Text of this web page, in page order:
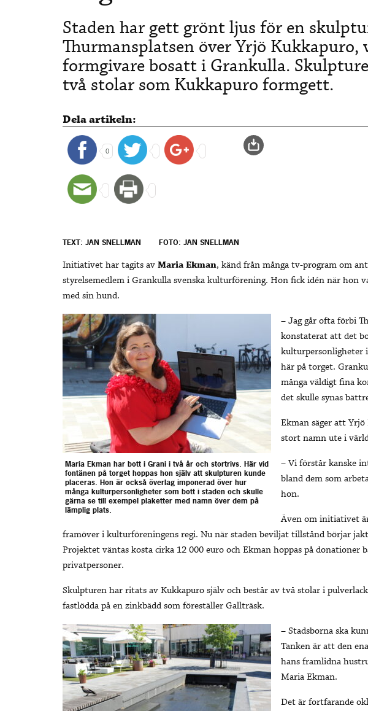
Staden har gett grönt ljus för en
Thurmansplatsen över Yrjö Kukkapuro,
formgivare bosatt i Grankulla.
två stolar som Kukkapuro formgett.
Dela artikeln:
0
TEXT: JAN SNELLMAN FOTO: JAN SNELLMAN
Initiativet har tagits av Maria Ekman, känd från många tv-program om
styrelsemedlem i Grankulla svenska kulturförening. Hon fick idén när hon
med sin hund.
Maria Ekman har bott i Grani i två år och stortrivs. Här vid
fontänen på torget hoppas hon själv att skulpturen kunde
placeras. Hon är också överlag imponerad över hur
många kulturpersonligheter som bott i staden och skulle
gärna se till exempel plaketter med namn över dem på
lämplig plats.
– Jag går ofta förbi
konstaterat att det
kulturpersonligheter
här på torget.
många väldigt fina
det skulle synas
Ekman säger att
stort namn ute i
– Vi förstår kanske
bland dem som
hon.
Även om initiativet
framöver i kulturföreningens regi. Nu när staden beviljat tillstånd börjar
Projektet väntas kosta cirka 12 000 euro och Ekman hoppas på donationer
privatpersoner.
Skulpturen har ritats av Kukkapuro själv och består av två stolar i
fastlödda på en zinkbädd som föreställer Gallträsk.
– Stadsborna ska
Tanken är att den
hans framlidna
Maria Ekman.
Det är fortfarande